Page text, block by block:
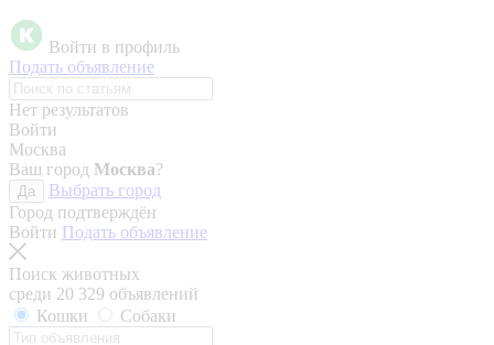
Войти в профиль
Подать объявление
Нет результатов
Войти
Москва
Ваш город Москва?
Да
Выбрать город
Город подтверждён
Войти Подать объявление
Поиск животных
среди 20 329 объявлений
Кошки
Собаки